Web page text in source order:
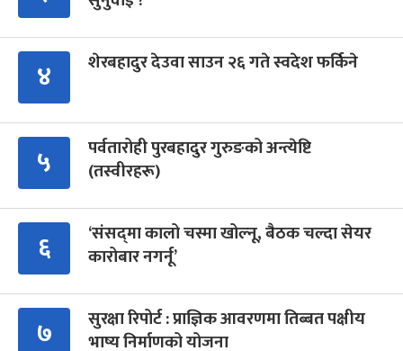
४ शेरबहादुर देउवा साउन २६ गते स्वदेश फर्किने
५
पर्वतारोही पुरबहादुर गुरुङको अन्त्येष्टि
(तस्वीरहरू)
६
‘संसद्‍मा कालो चस्मा खोल्नू, बैठक चल्दा सेयर
कारोबार नगर्नू’
७
सुरक्षा रिपोर्ट : प्राज्ञिक आवरणमा तिब्बत पक्षीय
भाष्य निर्माणको योजना